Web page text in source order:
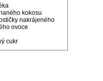
kokosu
nakrájeného
ovoce
cukr